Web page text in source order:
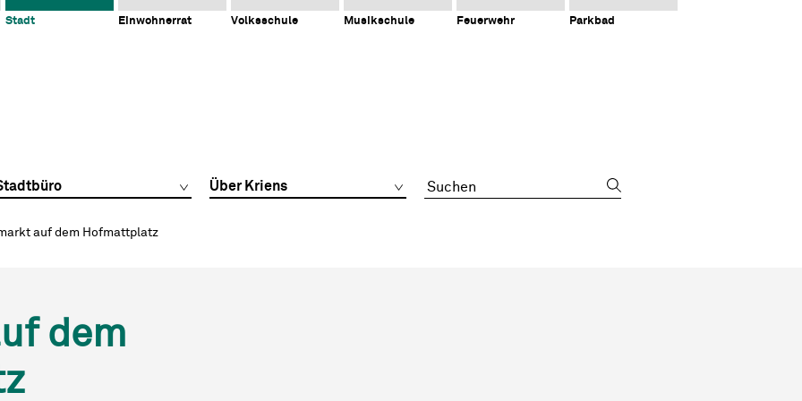
Stadt Einwohnerrat Volksschule Musikschule Feuerwehr Parkbad
Über Kriens Suchbegriff
auf dem Hofmattplatz
dem